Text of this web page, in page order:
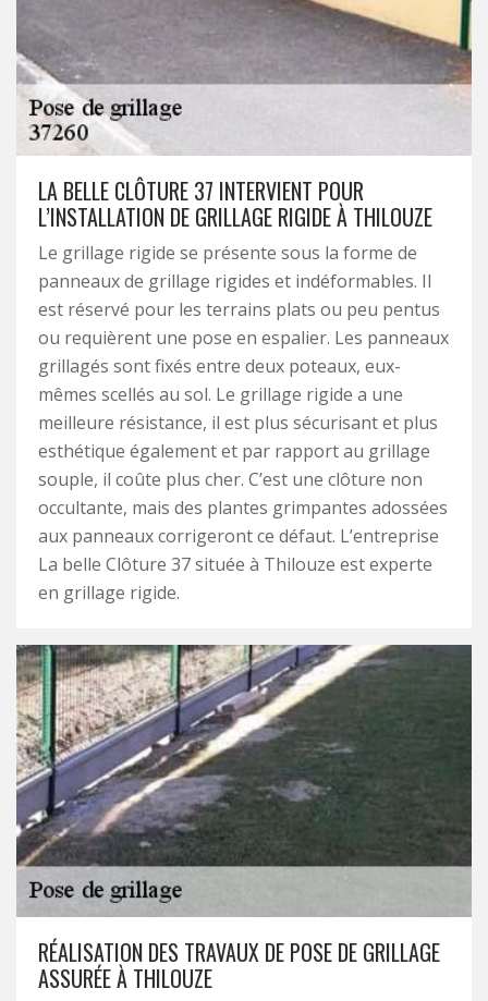
LA BELLE CLÔTURE 37 INTERVIENT POUR
L’INSTALLATION DE GRILLAGE RIGIDE À THILOUZE
Le grillage rigide se présente sous la forme de
panneaux de grillage rigides et indéformables. Il
est réservé pour les terrains plats ou peu pentus
ou requièrent une pose en espalier. Les panneaux
grillagés sont fixés entre deux poteaux, eux-
mêmes scellés au sol. Le grillage rigide a une
meilleure résistance, il est plus sécurisant et plus
esthétique également et par rapport au grillage
souple, il coûte plus cher. C’est une clôture non
occultante, mais des plantes grimpantes adossées
aux panneaux corrigeront ce défaut. L’entreprise
La belle Clôture 37 située à Thilouze est experte
en grillage rigide.
RÉALISATION DES TRAVAUX DE POSE DE GRILLAGE
ASSURÉE À THILOUZE